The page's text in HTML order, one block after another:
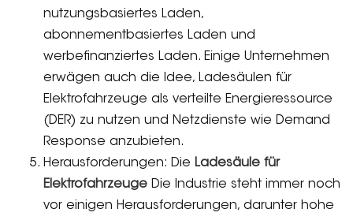
nutzungsbasiertes Laden,
abonnementbasiertes Laden und
werbefinanziertes Laden. Einige Unternehmen
erwägen auch die Idee, Ladesäulen für
Elektrofahrzeuge als verteilte Energieressource
(DER) zu nutzen und Netzdienste wie Demand
Response anzubieten.
Herausforderungen: Die Ladesäule für
Elektrofahrzeuge Die Industrie steht immer noch
vor einigen Herausforderungen, darunter hohe